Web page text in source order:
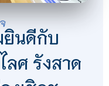
ยินดีกับ
ลศ รังสาด